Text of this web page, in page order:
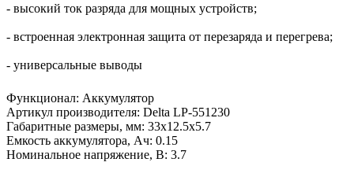
- высокий ток разряда для мощных устройств;
- встроенная электронная защита от перезаряда и перегрева;
- универсальные выводы
Функционал: Аккумулятор
Артикул производителя: Delta LP-551230
Габаритные размеры, мм: 33х12.5х5.7
Емкость аккумулятора, Ач: 0.15
Номинальное напряжение, В: 3.7